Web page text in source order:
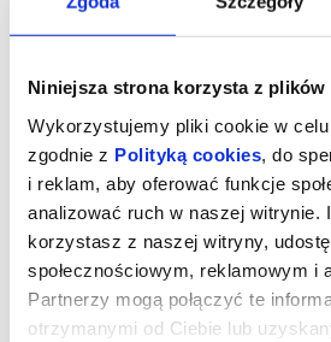
Niniejsza strona korzysta z plików
Wykorzystujemy pliki cookie w celu
zgodnie z Polityką cookies , do
i reklam, aby oferować funkcje
analizować ruch w naszej witrynie.
korzystasz z naszej witryny,
społecznościowym, reklamowym i
Partnerzy mogą połączyć te
otrzymanymi od Ciebie lub